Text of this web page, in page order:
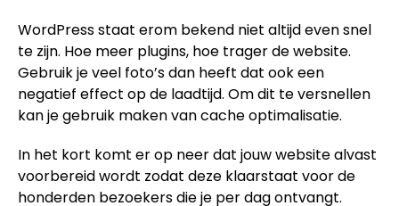
WordPress staat erom bekend niet altijd even snel
te zijn. Hoe meer plugins, hoe trager de website.
Gebruik je veel foto’s dan heeft dat ook een
negatief effect op de laadtijd. Om dit te versnellen
kan je gebruik maken van cache optimalisatie.
In het kort komt er op neer dat jouw website alvast
voorbereid wordt zodat deze klaarstaat voor de
honderden bezoekers die je per dag ontvangt.